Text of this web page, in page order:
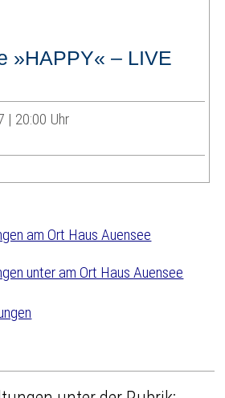
»HAPPY« – LIVE
| 20:00 Uhr